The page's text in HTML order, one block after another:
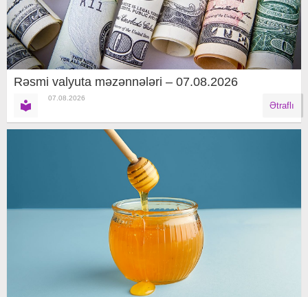
Rəsmi valyuta məzənnələri – 07.08.2026
07.08.2026
Ətraflı